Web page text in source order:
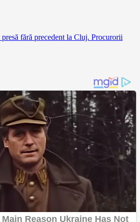
presă fără precedent la Cluj. Procurorii